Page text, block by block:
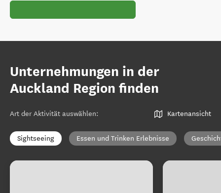
Unternehmungen in der
Auckland Region finden
Art der Aktivität auswählen: Kartenansicht
Sightseeing Essen und Trinken Erlebnisse